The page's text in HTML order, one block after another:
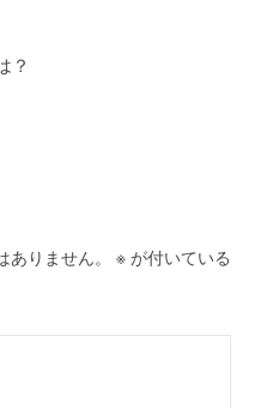
？
りません。 ※ が付いている